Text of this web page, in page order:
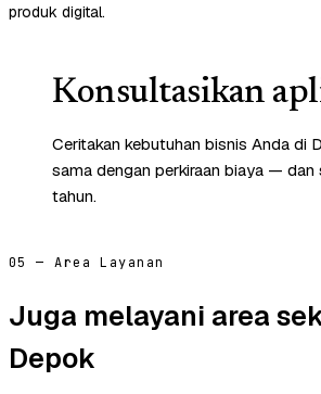
produk digital.
Konsultasikan
Ceritakan kebutuhan bisnis Anda di
sama dengan perkiraan biaya —
tahun.
05 — Area Layanan
Juga melayani area
Depok